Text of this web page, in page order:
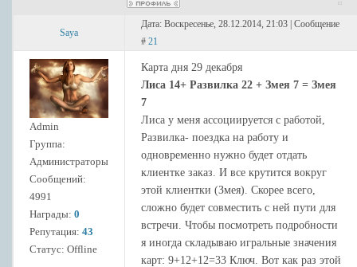
Saya
Дата: Воскресенье, 28.12.2014, 21:03 | Сообщение
# 21
Admin
Группа:
Администраторы
Сообщений:
4991
Награды: 0
Репутация: 43
Статус: Offline
Карта дня 29 декабря
Лиса 14+ Развилка 22 + Змея 7 = Змея
7
Лиса у меня ассоциируется с работой,
Развилка- поездка на работу и
одновременно нужно будет отдать
клиентке заказ. И все крутится вокруг
этой клиентки (Змея). Скорее всего,
сложно будет совместить с ней пути для
встречи. Чтобы посмотреть подробности
я иногда складываю игральные значения
карт: 9+12+12=33 Ключ. Вот как раз этой